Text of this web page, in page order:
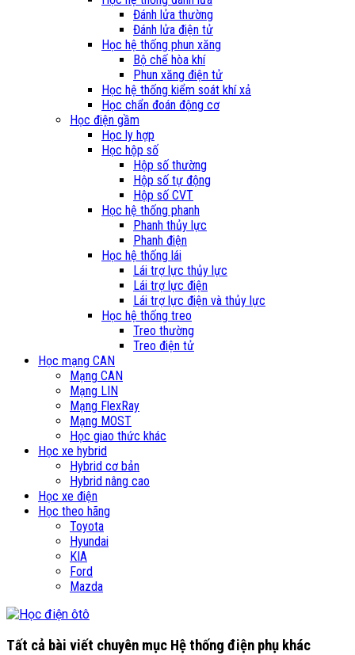
Đánh lửa thường
Đánh lửa điện tử
Học hệ thống phun xăng
Bộ chế hòa khí
Phun xăng điện tử
Học hệ thống kiểm soát khí xả
Học chẩn đoán động cơ
Học điện gầm
Học ly hợp
Học hộp số
Hộp số thường
Hộp số tự động
Hộp số CVT
Học hệ thống phanh
Phanh thủy lực
Phanh điện
Học hệ thống lái
Lái trợ lực thủy lực
Lái trợ lực điện
Lái trợ lực điện và thủy lực
Học hệ thống treo
Treo thường
Treo điện tử
Học mạng CAN
Mạng CAN
Mạng LIN
Mạng FlexRay
Mạng MOST
Học giao thức khác
Học xe hybrid
Hybrid cơ bản
Hybrid nâng cao
Học xe điện
Học theo hãng
Toyota
Hyundai
KIA
Ford
Mazda
Tất cả bài viết chuyên mục Hệ thống điện phụ khác